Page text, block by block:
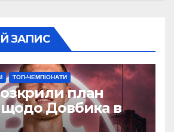
ЗАПИС
ТОП-ЧЕМПІОНАТИ
план
Довбика в